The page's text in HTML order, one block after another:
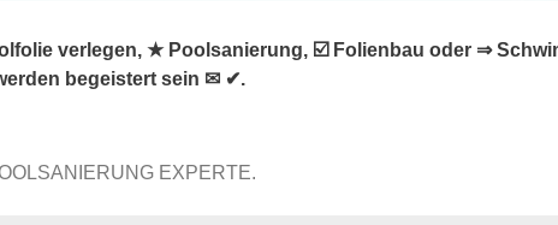
verlegen, ★ Poolsanierung, ☑️ Folienbau oder ⇒
begeistert sein ✉ ✔.
EXPERTE.